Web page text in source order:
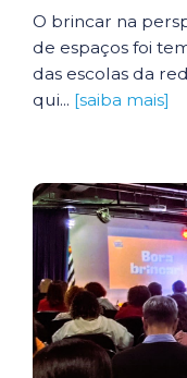
O brincar na
de espaços foi
das escolas da
qui... [saiba mais]